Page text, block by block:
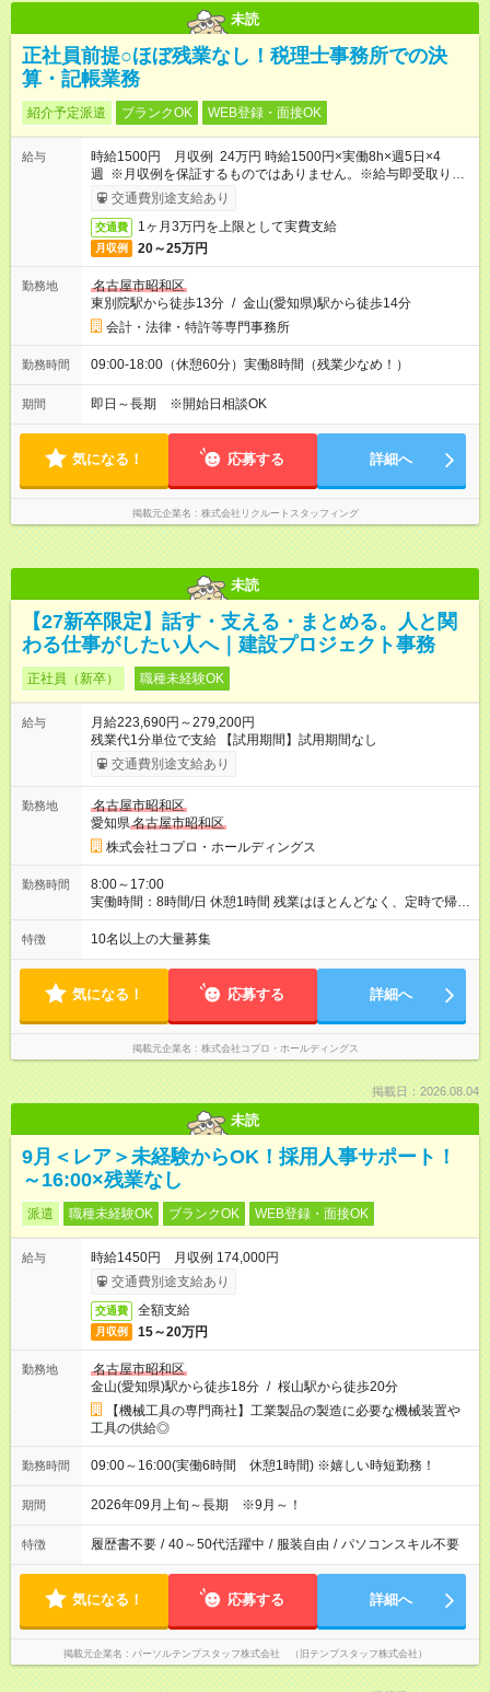
未読
正社員前提○ほぼ残業なし！税理士事務所での決
算・記帳業務
紹介予定派遣 ブランクOK WEB登録・面接OK
給与
時給1500円 月収例 24万円 時給1500円×実働8h×週5日×4
週 ※月収例を保証するものではありません。※給与即受取りサ
ービス利用可（利用条件有）
交通費別途支給あり
交通費 1ヶ月3万円を上限として実費支給
月収例 20～25万円
勤務地
名古屋市昭和区
東別院駅から徒歩13分 / 金山(愛知県)駅から徒歩14分
会計・法律・特許等専門事務所
勤務時間 09:00-18:00（休憩60分）実働8時間（残業少なめ！）
期間 即日～長期 ※開始日相談OK
気になる！ 応募する 詳細へ
掲載元企業名 株式会社リクルートスタッフィング
未読
【27新卒限定】話す・支える・まとめる。人と関
わる仕事がしたい人へ｜建設プロジェクト事務
正社員（新卒） 職種未経験OK
給与
月給223,690円～279,200円
残業代1分単位で支給 【試用期間】試用期間なし
交通費別途支給あり
勤務地
名古屋市昭和区
愛知県名古屋市昭和区
株式会社コプロ・ホールディングス
勤務時間
8:00～17:00
実働時間：8時間/日 休憩1時間 残業はほとんどなく、定時で帰れ
る日が多い働き方です。 毎日の業務は進捗管理や事務が中心な
ので、 「今日やるべき仕事」が終われば、自然と区切りをつけ
方を大切にしています。
特徴 10名以上の大量募集
気になる！ 応募する 詳細へ
掲載元企業名 株式会社コプロ・ホールディングス
掲載日：2026.08.04
未読
9月＜レア＞未経験からOK！採用人事サポート！
～16:00×残業なし
派遣 職種未経験OK ブランクOK WEB登録・面接OK
給与
時給1450円 月収例 174,000円
交通費別途支給あり
交通費 全額支給
月収例 15～20万円
勤務地
名古屋市昭和区
金山(愛知県)駅から徒歩18分 / 桜山駅から徒歩20分
【機械工具の専門商社】工業製品の製造に必要な機械装置や
工具の供給◎
勤務時間 09:00～16:00(実働6時間 休憩1時間) ※嬉しい時短勤務！
期間 2026年09月上旬～長期 ※9月～！
特徴 履歴書不要 / 40～50代活躍中 / 服装自由 / パソコンスキル不要
気になる！ 応募する 詳細へ
掲載元企業名 パーソルテンプスタッフ株式会社 （旧テンプスタッフ株式会社）